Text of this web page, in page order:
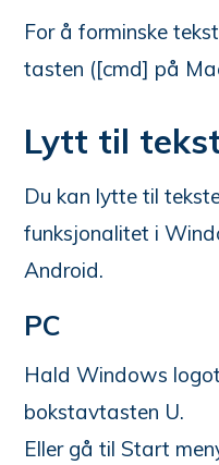
For å forminske
tasten ([cmd] på
Lytt til
Du kan lytte til
funksjonalitet i
Android.
PC
Hald Windows
bokstavtasten U.
Eller gå til Start